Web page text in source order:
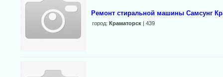
Ремонт стиральной машины Самсунг
город: Краматорск| 439